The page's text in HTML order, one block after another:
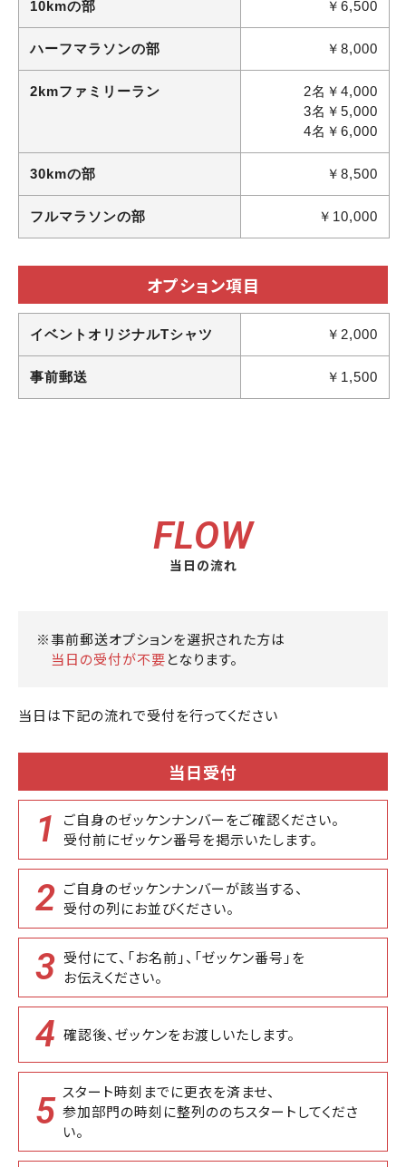
10kmの部 ￥6,500
ハーフマラソンの部 ￥8,000
2kmファミリーラン
2名￥4,000
3名￥5,000
4名￥6,000
30kmの部 ￥8,500
フルマラソンの部 ￥10,000
オプション項目
イベントオリジナルTシャツ ￥2,000
事前郵送 ￥1,500
FLOW
当日の流れ
※事前郵送オプションを選択された方は
当日の受付が不要となります。
当日は下記の流れで受付を行ってください
当日受付
1
ご自身のゼッケンナンバーをご確認ください。
受付前にゼッケン番号を掲示いたします。
2 ご自身のゼッケンナンバーが該当する、
受付の列にお並びください。
3 受付にて、「お名前」、「ゼッケン番号」を
お伝えください。
4 確認後、ゼッケンをお渡しいたします。
5 スタート時刻までに更衣を済ませ、
参加部門の時刻に整列ののちスタートしてくださ
い。